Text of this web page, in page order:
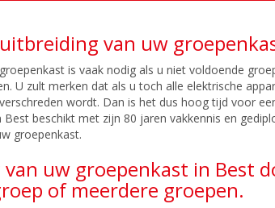
van uw
is vaak nodig als u niet voldoende
U zult merken dat als u toch alle elektrische
wordt. Dan is het dus hoog tijd voor
Best beschikt met zijn 80 jaren vakkennis en
groepenkast.
uw groepenkast in Best
of meerdere groepen.